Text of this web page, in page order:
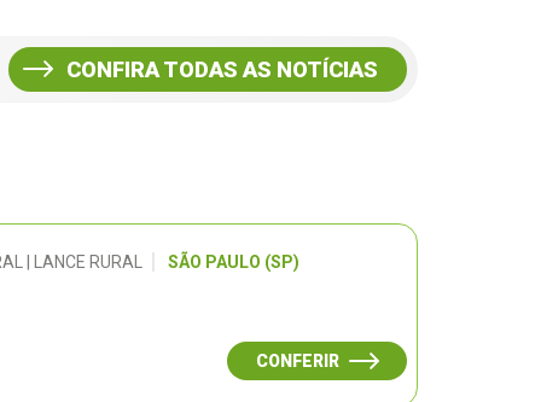
CONFIRA TODAS AS NOTÍCIAS
| LANCE RURAL SÃO PAULO (SP)
CONFERIR